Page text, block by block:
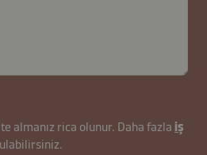
almanız rica olunur. Daha fazla iş